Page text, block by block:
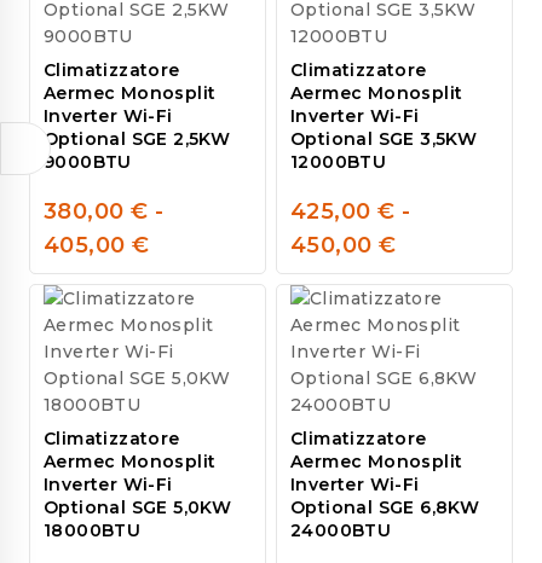
Climatizzatore
Aermec Monosplit
Inverter Wi-Fi
Optional SGE 2,5KW
9000BTU
out
of
5
380,00 € -
405,00 €
Climatizzatore
Aermec Monosplit
Inverter Wi-Fi
Optional SGE 3,5KW
12000BTU
out
of
5
425,00 € -
450,00 €
Climatizzatore
Aermec Monosplit
Inverter Wi-Fi
Optional SGE 5,0KW
18000BTU
Climatizzatore
Aermec Monosplit
Inverter Wi-Fi
Optional SGE 6,8KW
24000BTU